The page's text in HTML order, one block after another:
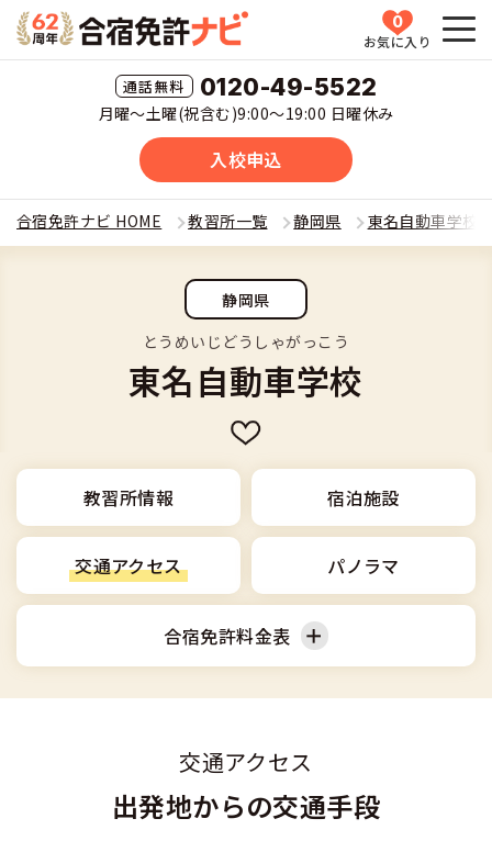
0
お気に入り
0120-49-5522
月曜〜土曜(祝含む)9:00〜19:00 日曜休み
入校申込
HOME
教習所一覧
運転免許の種類(車種)を選ぶ
普通二輪
大型二輪
準中型車
中型車
大型車
普通二種
特集ページ一覧
格安シーズン料金
出発地別おすすめ校
こだわり、テーマから探す
360度パノラマ教習所
教育訓練給付金制度
受験資格特例教習
合宿免許とは
合宿免許とは
安心・お得・早い・充実の合宿免許
合宿免許選びのアドバイス
合宿免許の入校までの流れ
合宿免許での免許取得の流れ
合宿に関わる料金について
合宿免許に役立つ情報
合宿免許で最短合格するには
高校生は運転免許を取れる？
免許取消・失効による再取得
冬・雪国の合宿免許は大丈夫？
全国の運転免許試験場(免許センター)
合宿免許ナビについて
会社情報・代表メッセージ
会社概要
登録商標
お気に入りの教習所一覧
運転者適性診断
0120-49-5522
入校申込
合宿免許ナビ HOME 教習所一覧 静岡県 東名自動車学校
静岡県
とうめいじどうしゃがっこう
東名自動車学校
教習所情報 宿泊施設
交通アクセス パノラマ
合宿免許料金表
普通車
交通アクセス
出発地からの交通手段